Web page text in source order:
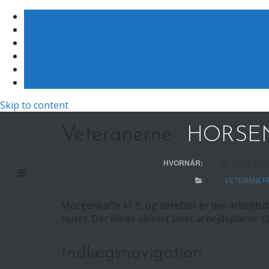
Skip to content
HVORNÅR:
Morgenkaffe kl. 9, og derefter er der